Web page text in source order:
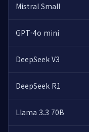
Mistral Small
GPT-4o mini
DeepSeek V3
DeepSeek R1
Llama 3.3 70B